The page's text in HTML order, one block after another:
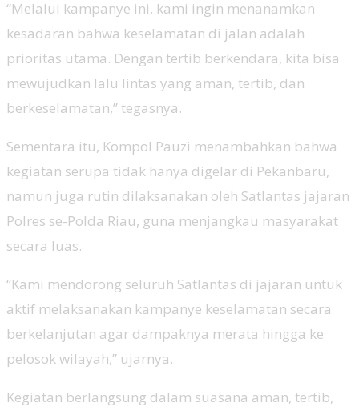
“Melalui kampanye ini, kami ingin menanamkan
kesadaran bahwa keselamatan di jalan adalah
prioritas utama. Dengan tertib berkendara, kita bisa
mewujudkan lalu lintas yang aman, tertib, dan
berkeselamatan,” tegasnya.
Sementara itu, Kompol Pauzi menambahkan bahwa
kegiatan serupa tidak hanya digelar di Pekanbaru,
namun juga rutin dilaksanakan oleh Satlantas jajaran
Polres se-Polda Riau, guna menjangkau masyarakat
secara luas.
“Kami mendorong seluruh Satlantas di jajaran untuk
aktif melaksanakan kampanye keselamatan secara
berkelanjutan agar dampaknya merata hingga ke
pelosok wilayah,” ujarnya.
Kegiatan berlangsung dalam suasana aman, tertib,